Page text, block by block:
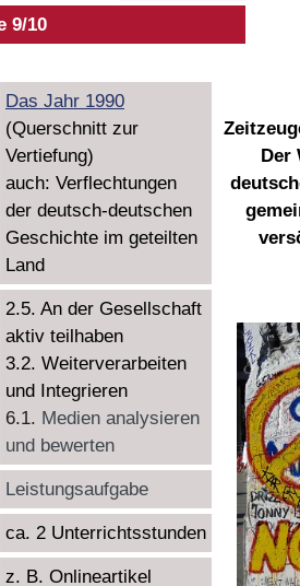
9/10
Das Jahr 1990
(Querschnitt zur
Vertiefung)
auch: Verflechtungen
der deutsch-deutschen
Geschichte im geteilten
Land
Der
2.5. An der Gesellschaft
aktiv teilhaben
3.2. Weiterverarbeiten
und Integrieren
6.1. Medien analysieren
und bewerten
Leistungsaufgabe
ca. 2 Unterrichtsstunden
z. B. Onlineartikel